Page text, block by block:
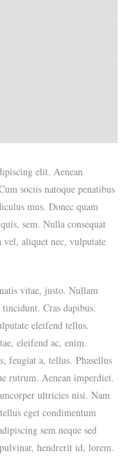
elit. Aenean
sociis natoque penatibus
mus. Donec quam
sem. Nulla consequat
vel, aliquet nec, vulputate
vitae, justo. Nullam
Cras dapibus.
eleifend tellus.
eleifend ac, enim.
feugiat a, tellus. Phasellus
rutrum. Aenean imperdiet.
ultricies nisi. Nam
eget condimentum
sem neque sed
hendrerit id, lorem.